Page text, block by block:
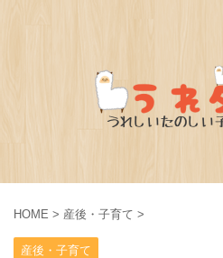
HOME > 産後・子育て >
産後・子育て